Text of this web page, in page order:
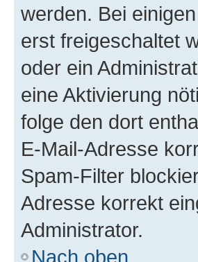
werden. Bei
erst freigeschaltet
oder ein
eine Aktivierung
folge den dort
E-Mail-Adresse
Spam-Filter
Adresse korrekt
Administrator.
Nach oben